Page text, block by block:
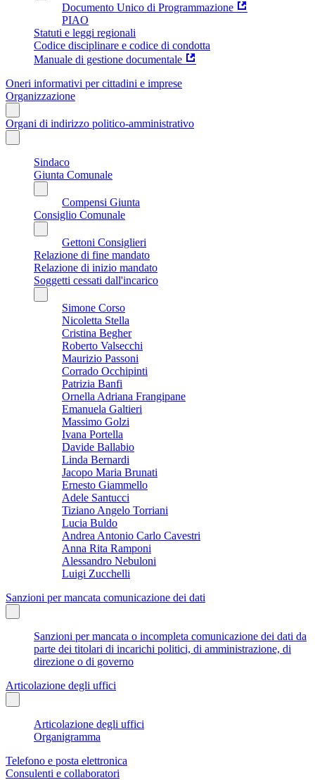
Documento Unico di Programmazione
PIAO
Statuti e leggi regionali
Codice disciplinare e codice di condotta
Manuale di gestione documentale
Oneri informativi per cittadini e imprese
Organizzazione
Organi di indirizzo politico-amministrativo
Sindaco
Giunta Comunale
Compensi Giunta
Consiglio Comunale
Gettoni Consiglieri
Relazione di fine mandato
Relazione di inizio mandato
Soggetti cessati dall'incarico
Simone Corso
Nicoletta Stella
Cristina Begher
Roberto Valsecchi
Maurizio Passoni
Corrado Occhipinti
Patrizia Banfi
Ornella Adriana Frangipane
Emanuela Galtieri
Massimo Golzi
Ivana Portella
Davide Ballabio
Linda Bernardi
Jacopo Maria Brunati
Ernesto Giammello
Adele Santucci
Tiziano Angelo Torriani
Lucia Buldo
Andrea Antonio Carlo Cavestri
Anna Rita Ramponi
Alessandro Nebuloni
Luigi Zucchelli
Sanzioni per mancata comunicazione dei dati
Sanzioni per mancata o incompleta comunicazione dei dati da
parte dei titolari di incarichi politici, di amministrazione, di
direzione o di governo
Articolazione degli uffici
Articolazione degli uffici
Organigramma
Telefono e posta elettronica
Consulenti e collaboratori